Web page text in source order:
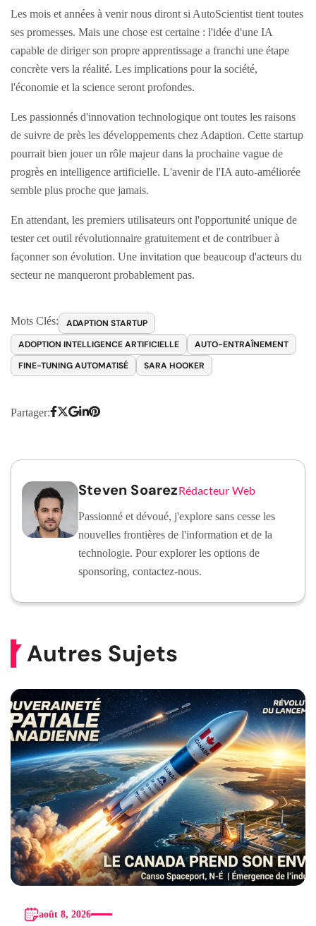
Les mois et années à venir nous diront si AutoScientist tient toutes
ses promesses. Mais une chose est certaine : l'idée d'une IA
capable de diriger son propre apprentissage a franchi une étape
concrète vers la réalité. Les implications pour la société,
l'économie et la science seront profondes.
Les passionnés d'innovation technologique ont toutes les raisons
de suivre de près les développements chez Adaption. Cette startup
pourrait bien jouer un rôle majeur dans la prochaine vague de
progrès en intelligence artificielle. L'avenir de l'IA auto-améliorée
semble plus proche que jamais.
En attendant, les premiers utilisateurs ont l'opportunité unique de
tester cet outil révolutionnaire gratuitement et de contribuer à
façonner son évolution. Une invitation que beaucoup d'acteurs du
secteur ne manqueront probablement pas.
Mots Clés:
ADAPTION STARTUP
ADOPTION INTELLIGENCE ARTIFICIELLE
AUTO-ENTRAÎNEMENT
FINE-TUNING AUTOMATISÉ
SARA HOOKER
Partager:
Steven SoarezRédacteur Web
Passionné et dévoué, j'explore sans cesse les
nouvelles frontières de l'information et de la
technologie. Pour explorer les options de
sponsoring, contactez-nous.
Autres Sujets
août 8, 2026